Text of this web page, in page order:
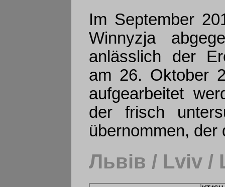
Im September
Winnyzja
anlässlich der
am 26. Oktober
aufgearbeitet
der frisch
übernommen, der
Львів / Lviv /